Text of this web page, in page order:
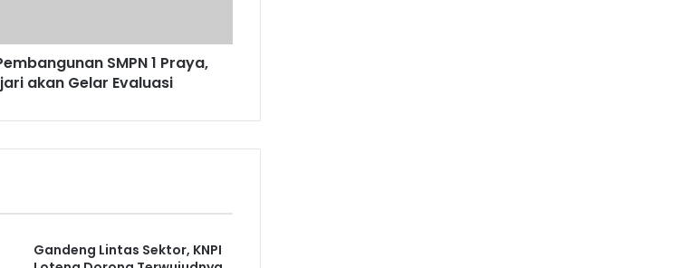
SMPN 1 Praya,
akan Gelar Evaluasi
Gandeng Lintas Sektor, KNPI